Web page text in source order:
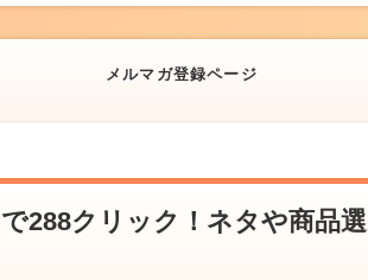
メルマガ登録ページ
288クリック！ネタや商品選